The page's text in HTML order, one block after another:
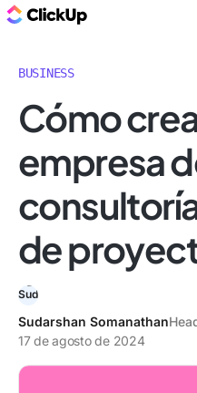
BUSINESS
Cómo
empresa
de
Sudarshan Somanathan
17 de agosto de 2024